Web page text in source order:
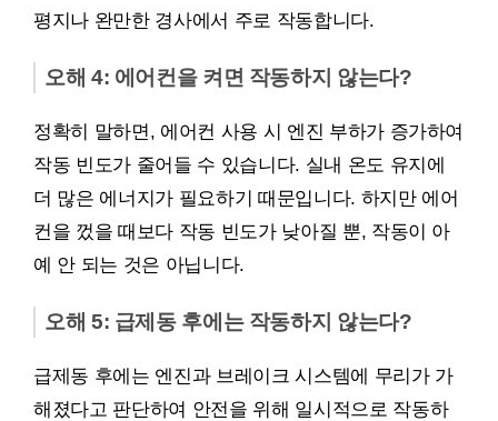
평지나 완만한 경사에서 주로 작동합니다.
오해 4: 에어컨을 켜면 작동하지 않는다?
정확히 말하면, 에어컨 사용 시 엔진 부하가 증가하여
작동 빈도가 줄어들 수 있습니다. 실내 온도 유지에
더 많은 에너지가 필요하기 때문입니다. 하지만 에어
컨을 껐을 때보다 작동 빈도가 낮아질 뿐, 작동이 아
예 안 되는 것은 아닙니다.
오해 5: 급제동 후에는 작동하지 않는다?
급제동 후에는 엔진과 브레이크 시스템에 무리가 가
해졌다고 판단하여 안전을 위해 일시적으로 작동하